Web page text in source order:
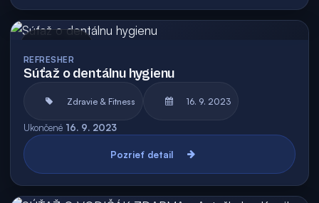
REFRESHER
Súťaž o dentálnu hygienu
Zdravie & Fitness 16. 9. 2023
Ukončené 16. 9. 2023
Pozrieť detail